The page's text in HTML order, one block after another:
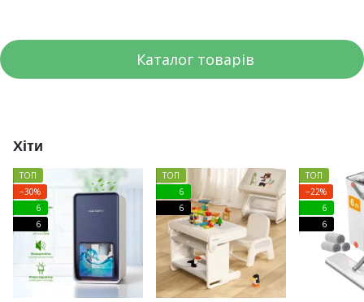
Каталог товарів
Хіти
ТОП
−30%
6
6
ТОП
6
6
ТОП
−22%
6
6